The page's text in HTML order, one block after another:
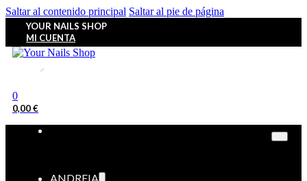
Saltar al contenido principal Saltar al pie de página
YOUR NAILS SHOP
MI CUENTA
0
0,00€
ANDREIA